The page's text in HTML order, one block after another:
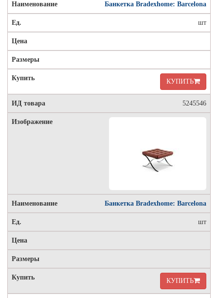
Банкетка Bradexhome: Barcelona
шт
КУПИТЬ
5245546
Банкетка Bradexhome: Barcelona
шт
КУПИТЬ